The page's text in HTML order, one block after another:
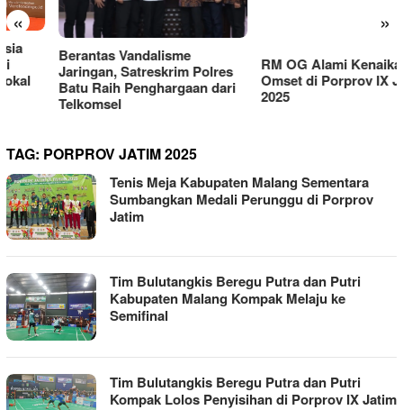
« »
Berantas Vandalisme
Jaringan, Satreskrim Polres
Batu Raih Penghargaan dari
Telkomsel
RM OG Alami Kenaikan
Omset di Porprov IX Jatim
2025
TAG: PORPROV JATIM 2025
Tenis Meja Kabupaten Malang Sementara
Sumbangkan Medali Perunggu di Porprov
Jatim
Tim Bulutangkis Beregu Putra dan Putri
Kabupaten Malang Kompak Melaju ke
Semifinal
Tim Bulutangkis Beregu Putra dan Putri
Kompak Lolos Penyisihan di Porprov IX Jatim